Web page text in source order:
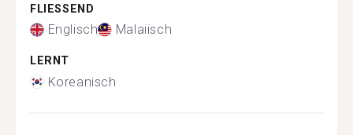
FLIESSEND
Englisch Malaiisch
LERNT
Koreanisch